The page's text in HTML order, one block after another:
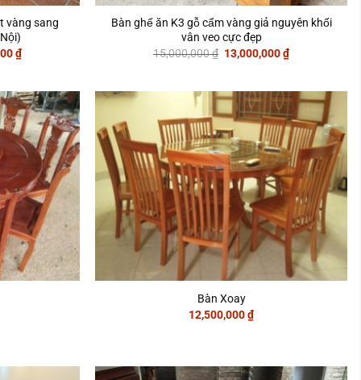
vàng sang
₫Giá
hiện
35,000,000 ₫.
Bàn ghế ăn K3 gỗ cẩm vàng giả nguyên khối
vân veo cực đẹp
15,000,000₫ Giá
13,000,000₫Giá
hiện
13,000,000 ₫.
Bàn Xoay
12,500,000₫